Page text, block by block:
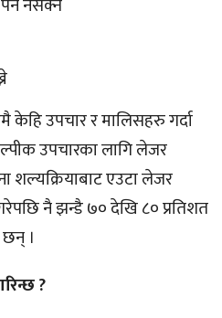
नसक्ने
केहि उपचार र मालिसहरु गर्दा
उपचारका लागि लेजर
शल्यक्रियाबाट एउटा लेजर
नै झन्डै ७० देखि ८० प्रतिशत
।
?